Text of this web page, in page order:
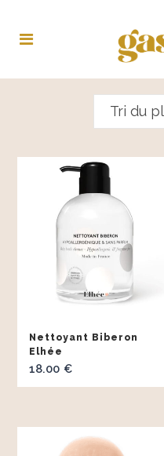
Nettoyant Biberon
Elhée
18.00 €